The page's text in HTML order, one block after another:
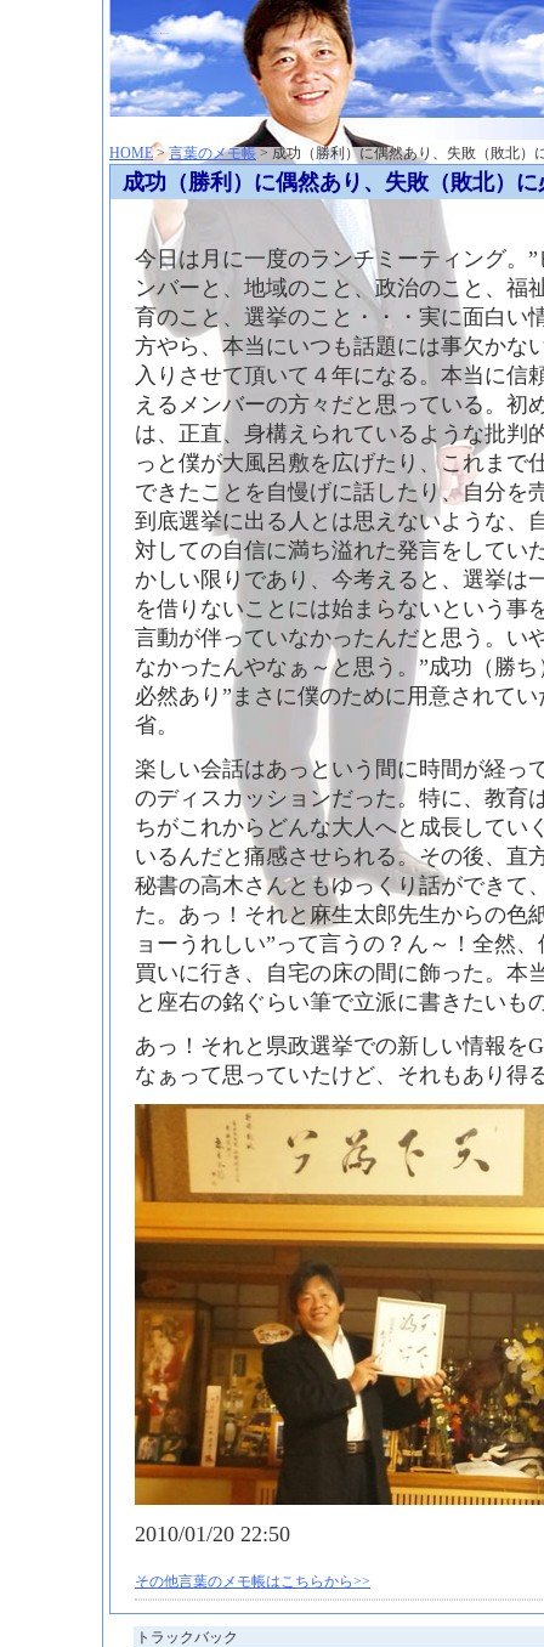
HOME>言葉のメモ帳 > 成功（勝利）に偶然あり、失敗（敗北）
成功（勝利）に偶然あり、失敗（敗北）
今日は月に一度のランチミーティング。
ンバーと、地域のこと、政治のこと、福
育のこと、選挙のこと・・・実に面白い
方やら、本当にいつも話題には事欠かな
入りさせて頂いて４年になる。本当に信
えるメンバーの方々だと思っている。初
は、正直、身構えられているような批判
っと僕が大風呂敷を広げたり、これまで
できたことを自慢げに話したり、自分を
到底選挙に出る人とは思えないような、
対しての自信に満ち溢れた発言をしてい
かしい限りであり、今考えると、選挙は
を借りないことには始まらないという事
言動が伴っていなかったんだと思う。い
なかったんやなぁ～と思う。”成功（勝
必然あり”まさに僕のために用意されて
省。
楽しい会話はあっという間に時間が経っ
のディスカッションだった。特に、教育
ちがこれからどんな大人へと成長してい
いるんだと痛感させられる。その後、直
秘書の高木さんともゆっくり話ができて
た。あっ！それと麻生太郎先生からの色
ョーうれしい”って言うの？ん～！全然
買いに行き、自宅の床の間に飾った。本
と座右の銘ぐらい筆で立派に書きたいも
あっ！それと県政選挙での新しい情報を
なぁって思っていたけど、それもあり得
2010/01/20 22:50
その他言葉のメモ帳はこちらから>>
トラックバック